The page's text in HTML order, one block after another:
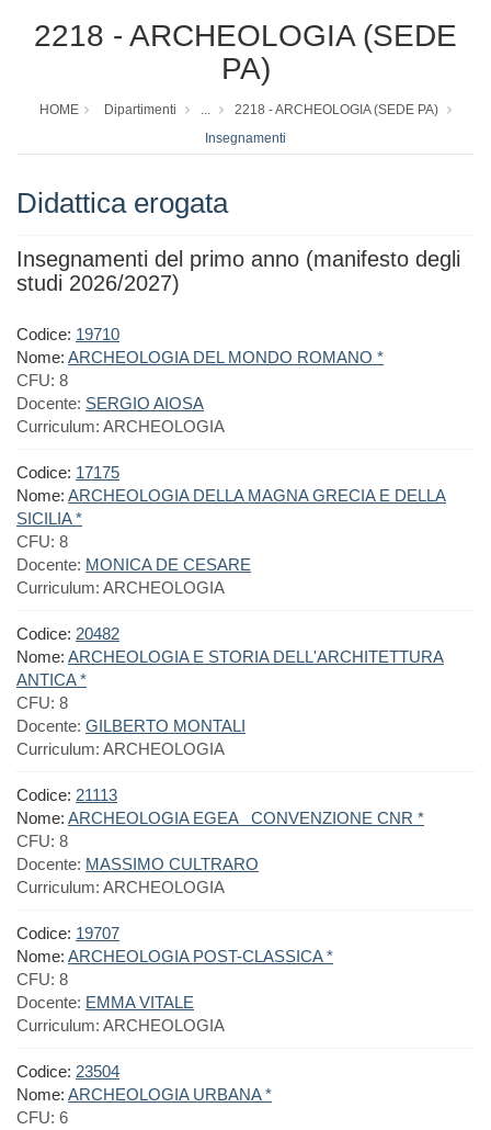
2218 - ARCHEOLOGIA (SEDE
PA)
HOME Dipartimenti ...
2218 - ARCHEOLOGIA (SEDE PA)
Insegnamenti
Didattica erogata
Insegnamenti del primo anno (manifesto degli
studi 2026/2027)
Codice: 19710
Nome: ARCHEOLOGIA DEL MONDO ROMANO *
CFU: 8
Docente: SERGIO AIOSA
Curriculum: ARCHEOLOGIA
Codice: 17175
Nome: ARCHEOLOGIA DELLA MAGNA GRECIA E DELLA
SICILIA *
CFU: 8
Docente: MONICA DE CESARE
Curriculum: ARCHEOLOGIA
Codice: 20482
Nome: ARCHEOLOGIA E STORIA DELL'ARCHITETTURA
ANTICA *
CFU: 8
Docente: GILBERTO MONTALI
Curriculum: ARCHEOLOGIA
Codice: 21113
Nome: ARCHEOLOGIA EGEA CONVENZIONE CNR *
CFU: 8
Docente: MASSIMO CULTRARO
Curriculum: ARCHEOLOGIA
Codice: 19707
Nome: ARCHEOLOGIA POST-CLASSICA *
CFU: 8
Docente: EMMA VITALE
Curriculum: ARCHEOLOGIA
Codice: 23504
Nome: ARCHEOLOGIA URBANA *
CFU: 6